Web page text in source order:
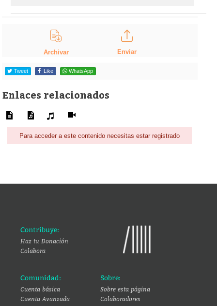
Archivar Enviar
Tweet Like WhatsApp
Enlaces relacionados
Para acceder a este contenido necesitas estar registrado
Contribuye:
Haz tu Donación
Colabora
Comunidad:
Cuenta básica
Cuenta Avanzada
Sobre:
Sobre esta página
Colaboradores